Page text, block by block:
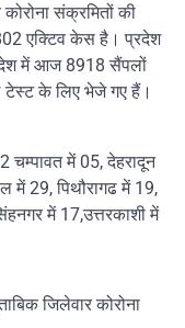
संक्रमितों की
एक्टिव केस है। प्रदेश
में आज 8918 सैंपलों
टेस्ट के लिए भेजे गए हैं।
चम्पावत में 05, देहरादून
में 29, पिथौरागढ में 19,
में 17,उत्तरकाशी में
जिलेवार कोरोना